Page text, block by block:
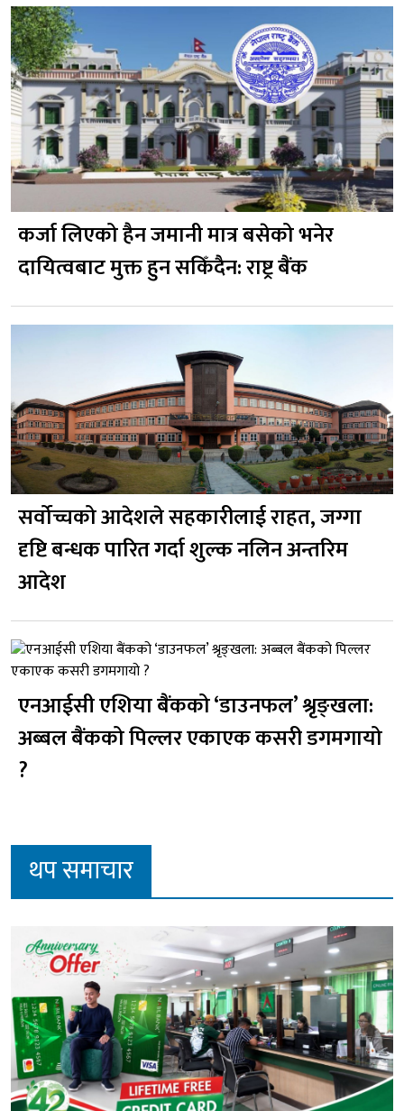
कर्जा लिएको हैन जमानी मात्र बसेको भनेर
दायित्वबाट मुक्त हुन सकिँदैन: राष्ट्र बैंक
सर्वोच्चको आदेशले सहकारीलाई राहत, जग्गा
दृष्टि बन्धक पारित गर्दा शुल्क नलिन अन्तरिम
आदेश
एनआईसी एशिया बैंकको ‘डाउनफल’ श्रृङ्खला:
अब्बल बैंकको पिल्लर एकाएक कसरी डगमगायो
?
थप समाचार